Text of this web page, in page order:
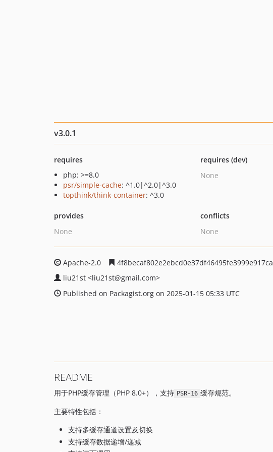
v3.0.1
requires
php: >=8.0
psr/simple-cache: ^1.0|^2.0|^3.0
topthink/think-container: ^3.0
requires (dev)
None
provides
None
conflicts
None
Apache-2.0
4f8becaf802e2ebcd0e37df46495fe3999e917ca
liu21st <liu21st@gmail.com>
Published on Packagist.org on 2025-01-15 05:33 UTC
README
用于PHP缓存管理（PHP 8.0+），支持 PSR-16 缓存规范。
主要特性包括：
支持多缓存通道设置及切换
支持缓存数据递增/递减